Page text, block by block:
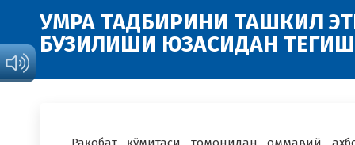
УМРА ТАДБИРИНИ ТАШКИЛ
БУЗИЛИШИ ЮЗАСИДАН